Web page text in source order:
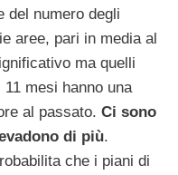
del numero degli
aree, pari in media al
ma quelli
mesi hanno una
al passato. Ci sono
di più.
che i piani di